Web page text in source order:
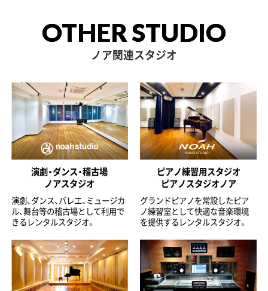
OTHER STUDIO
ノア関連スタジオ
演劇・ダンス・稽古場
ノアスタジオ
演劇、ダンス、バレエ、ミュージカ
ル、舞台等の稽古場として利用で
きるレンタルスタジオ。
ピアノ練習用スタジオ
ピアノスタジオノア
グランドピアノを常設したピア
ノ練習室として快適な音楽環境
を提供するレンタルスタジオ。